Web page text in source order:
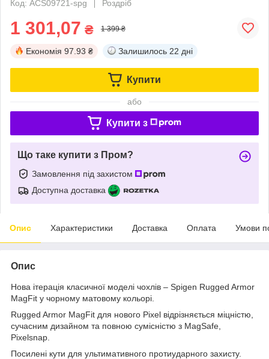
Код: ACS09721-spg
Роздріб
1 301,07 ₴ 1 399 ₴
Економія 97.93 ₴ Залишилось 22 дні
Купити
або
Купити з
Що таке купити з Пром?
Замовлення під захистом
Доступна доставка
Опис Характеристики Доставка Оплата Умови
Опис
Нова ітерація класичної моделі чохлів – Spigen Rugged Armor
MagFit у чорному матовому кольорі.
Rugged Armor MagFit для нового Pixel відрізняється міцністю,
сучасним дизайном та повною сумісністю з MagSafe,
Pixelsnap.
Посилені кути для ультимативного протиударного захисту.